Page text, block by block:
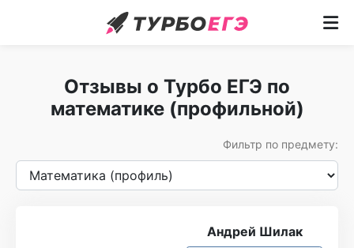
Как учим
Отзывы
Отзывы о Турбо ЕГЭ по
математике (профильной)
Фильтр по предмету:
Андрей Шилак